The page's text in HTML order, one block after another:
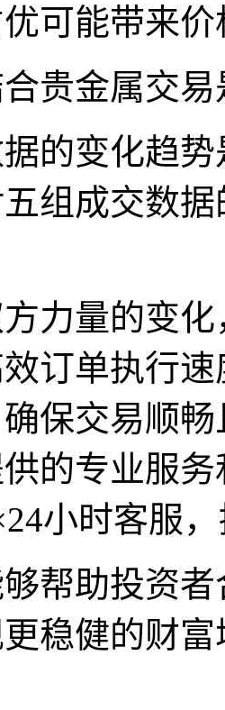
可能带来
贵金属交
的变化趋
组成交数
力量的变
订单执行
保交易顺
的专业服
小时客服
帮助投资
稳健的财富